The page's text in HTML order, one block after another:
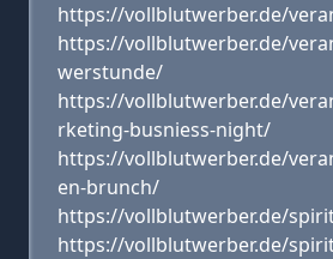
https://vollblutwerber.de/
https://vollblutwerber.de/
werstunde/
https://vollblutwerber.de/
rketing-busniess-night/
https://vollblutwerber.de/
en-brunch/
https://vollblutwerber.de/
https://vollblutwerber.de/